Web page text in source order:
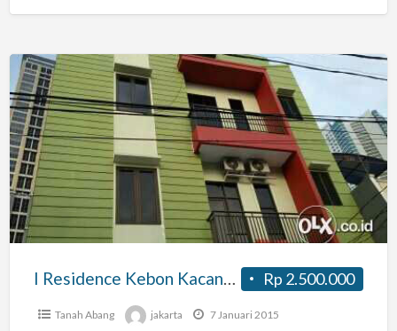
I
Residence
Kebon
Kacang
33/7.
Blk
Plaza
Rp 2.500.000
I Residence Kebon Kacang 33/7. Blk Plaza Ind
Tanah Abang jakarta 7 Januari 2015